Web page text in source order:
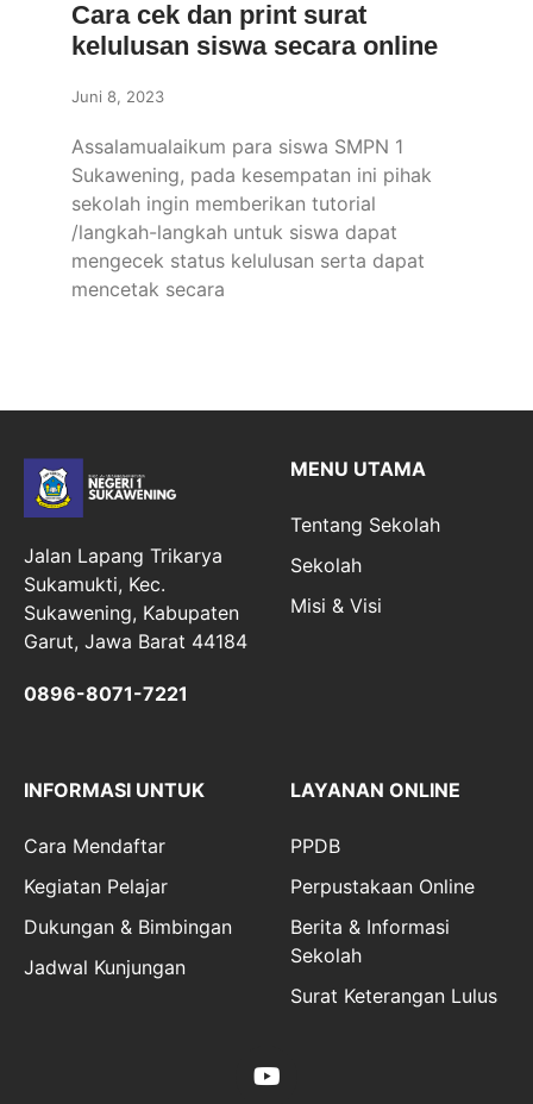
Cara cek dan print surat
kelulusan siswa secara online
Juni 8, 2023
Assalamualaikum para siswa SMPN 1
Sukawening, pada kesempatan ini pihak
sekolah ingin memberikan tutorial
/langkah-langkah untuk siswa dapat
mengecek status kelulusan serta dapat
mencetak secara
Jalan Lapang Trikarya
Sukamukti, Kec.
Sukawening, Kabupaten
Garut, Jawa Barat 44184
0896-8071-7221
MENU UTAMA
Tentang Sekolah
Sekolah
Misi & Visi
INFORMASI UNTUK
Cara Mendaftar
Kegiatan Pelajar
Dukungan & Bimbingan
Jadwal Kunjungan
LAYANAN ONLINE
PPDB
Perpustakaan Online
Berita & Informasi
Sekolah
Surat Keterangan Lulus